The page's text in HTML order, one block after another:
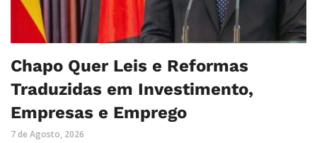
Chapo Quer Leis e Reformas
Traduzidas em Investimento,
Empresas e Emprego
7 de Agosto, 2026